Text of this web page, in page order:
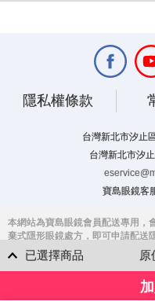
【海昌】城市彩月指定
已選擇商品 原
隱私權條款
台灣新北市汐止
台灣新北市汐
寶島眼鏡客